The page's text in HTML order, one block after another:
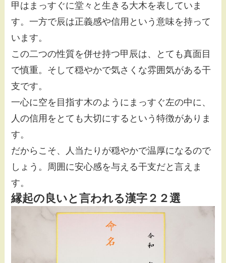
甲はまっすぐに堂々と生きる大木を表していま
す。一方で辰は正義感や信用という意味を持って
います。
この二つの性質を併せ持つ甲辰は、とても真面目
で慎重。そして穏やかで気さくな雰囲気がある干
支です。
一心に空を目指す木のようにまっすぐ左の中に、
人の信用をとても大切にするという特徴がありま
す。
だからこそ、人当たりが穏やかで温厚になるので
しょう。周囲に安心感を与える干支だと言えま
す。
縁起の良いと言われる漢字２２選